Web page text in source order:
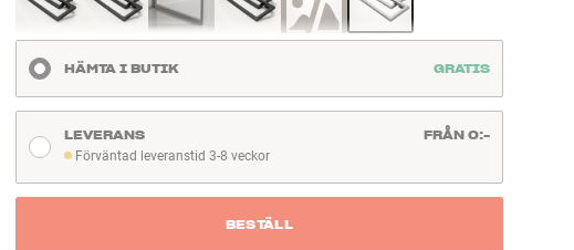
HÄMTA I BUTIK GRATIS
Förväntad leveranstid 3-8 veckor
Förväntad leveranstid 3-8 veckor
LEVERANS FRÅN 0:-
BESTÄLL